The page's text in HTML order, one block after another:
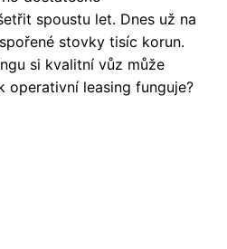
spoustu let. Dnes už na
stovky tisíc korun.
si kvalitní vůz může
operativní leasing funguje?